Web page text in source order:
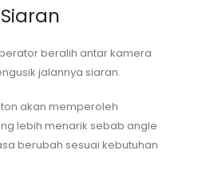
beralih antar kamera
jalannya siaran.
akan memperoleh
lebih menarik sebab angle
berubah sesuai kebutuhan